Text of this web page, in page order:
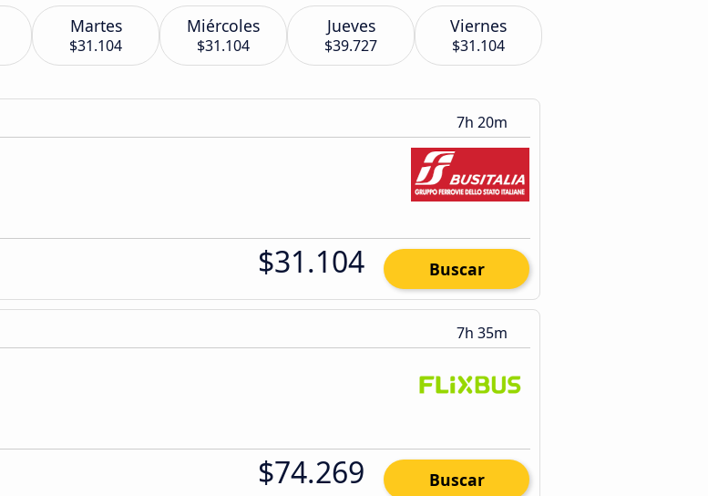
Martes
$31.104
Miércoles
$31.104
Jueves
$39.727
Viernes
$31.104
7h 20m
$31.104 Buscar
7h 35m
$74.269 Buscar